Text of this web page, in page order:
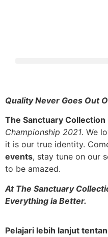
Quality Never Goes Out
The Sanctuary Collection
Championship 2021. We
it is our true identity.
events, stay tune on our
to be amazed.
At The Sanctuary
Everything ia Better.
Pelajari lebih lanjut